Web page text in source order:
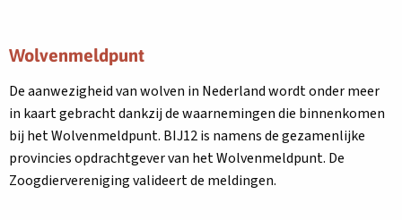
Wolvenmeldpunt
De aanwezigheid van wolven in Nederland wordt onder meer
in kaart gebracht dankzij de waarnemingen die binnenkomen
bij het Wolvenmeldpunt. BIJ12 is namens de gezamenlijke
provincies opdrachtgever van het Wolvenmeldpunt. De
Zoogdiervereniging valideert de meldingen.